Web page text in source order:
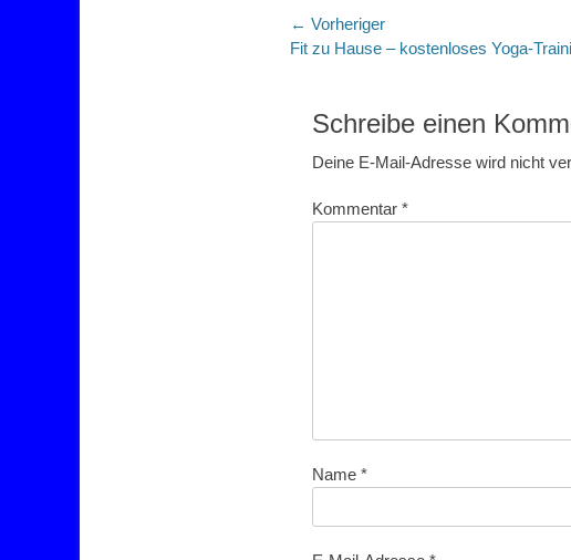
Beitragsnavigation
← Vorheriger
Vorheriger
Fit zu Hause – kostenloses Yoga-
Schreibe einen
Deine E-Mail-Adresse wird nicht
Kommentar *
Name *